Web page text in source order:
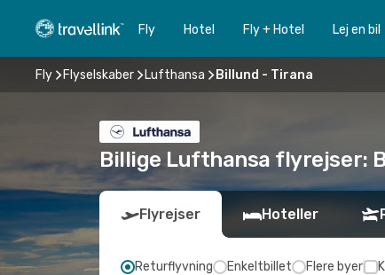
Fly Hotel Fly + Hotel Lej en bil
Fly Flyselskaber Lufthansa Billund - Tirana
Billige Lufthansa flyrejser:
Flyrejser Hoteller
Returflyvning Enkeltbillet Flere byer